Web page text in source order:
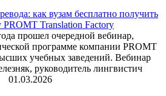
как вузам бесплатно получить
PROMT Translation Factory
прошел очередной вебинар,
программе компании PROMT
учебных заведений. Вебинар
руководитель лингвистич
01.03.2026